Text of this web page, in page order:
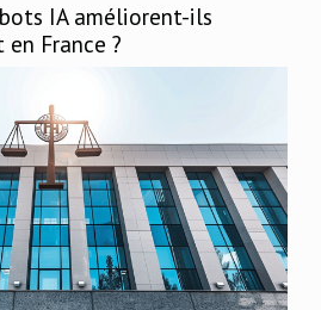
IA améliorent-ils
France ?